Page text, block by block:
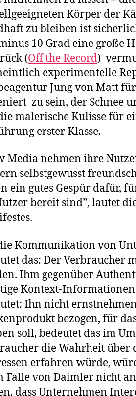
Körper der
zu bleiben ist
10 Grad eine große
(Off the Record)
experimentelle
Jung von Matt
zu sein, der Schnee
malerische Kulisse für
erster Klasse.
Media nehmen ihre
selbstgewusst
ein gutes Gespür dafür,
bereit sind”, lautet
Kommunikation von
das: Der Verbraucher
Ihm gegenüber
Kontext-
Ihn nicht
bezogen, für
soll, bedeutet das im
die Wahrheit über
erfahren würde,
Falle von Daimler nicht
dass Unternehmen